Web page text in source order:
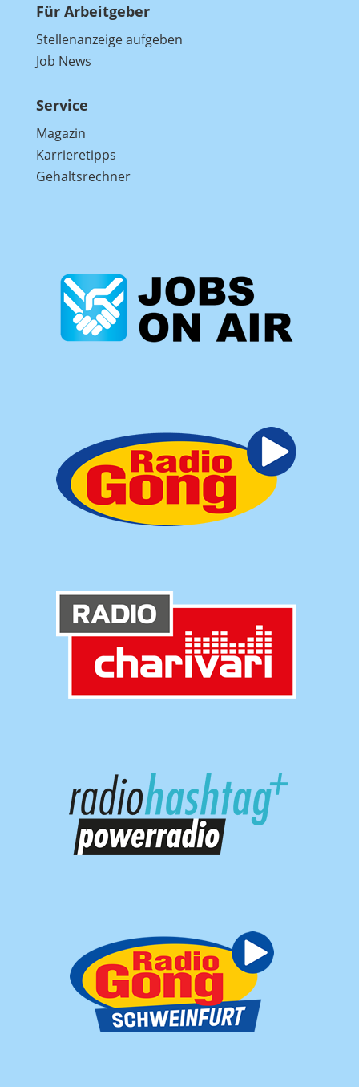
Für Arbeitgeber
Stellenanzeige aufgeben
Job News
Service
Magazin
Karrieretipps
Gehaltsrechner